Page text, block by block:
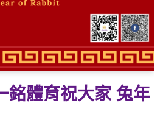
銘體育祝大家 兔年